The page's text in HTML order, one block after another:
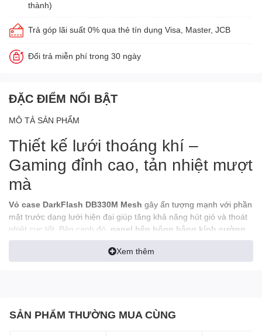
thành)
Trả góp lãi suất 0% qua thẻ tín dụng Visa, Master, JCB
Đổi trả miễn phí trong 30 ngày
ĐẶC ĐIỂM NỔI BẬT
MÔ TẢ SẢN PHẨM
Thiết kế lưới thoáng khí –
Gaming đỉnh cao, tản nhiệt mượt
mà
Vỏ case DarkFlash DB330M Mesh gây ấn tượng mạnh với phần
mặt trước dạng lưới hiện đại giúp tăng khả năng hút gió và thoát
nhiệt cực tốt. Bên cạnh đó, panel bên hông bằng kính cường
lựccho phép bạn khoe trọn vẻ đẹp của dàn linh kiện bên trong.
Dù nằm trong phân khúc giá phổ thông, DB330M lại hỗ trợ tối đa
Xem thêm
SẢN PHẨM THƯỜNG MUA CÙNG